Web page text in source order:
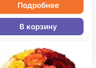
Подробнее
В корзину